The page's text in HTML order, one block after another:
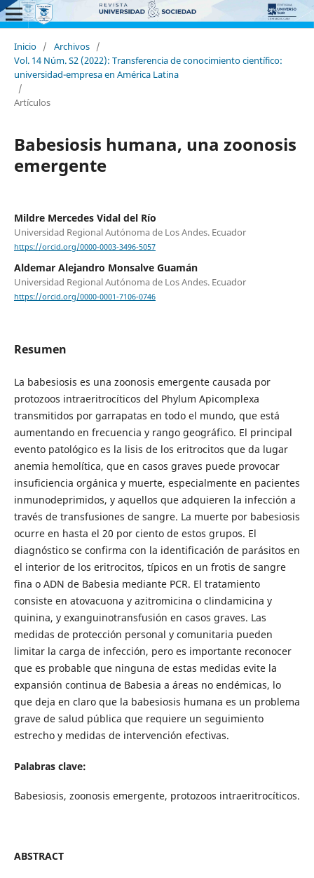
Inicio / Archivos /
Vol. 14 Núm. S2 (2022): Transferencia de conocimiento científico:
universidad-empresa en América Latina
/
Artículos
Babesiosis humana, una zoonosis
emergente
Mildre Mercedes Vidal del Río
Universidad Regional Autónoma de Los Andes. Ecuador
https://orcid.org/0000-0003-3496-5057
Aldemar Alejandro Monsalve Guamán
Universidad Regional Autónoma de Los Andes. Ecuador
https://orcid.org/0000-0001-7106-0746
Resumen
La babesiosis es una zoonosis emergente causada por
protozoos intraeritrocíticos del Phylum Apicomplexa
transmitidos por garrapatas en todo el mundo, que está
aumentando en frecuencia y rango geográfico. El principal
evento patológico es la lisis de los eritrocitos que da lugar
anemia hemolítica, que en casos graves puede provocar
insuficiencia orgánica y muerte, especialmente en pacientes
inmunodeprimidos, y aquellos que adquieren la infección a
través de transfusiones de sangre. La muerte por babesiosis
ocurre en hasta el 20 por ciento de estos grupos. El
diagnóstico se confirma con la identificación de parásitos en
el interior de los eritrocitos, típicos en un frotis de sangre
fina o ADN de Babesia mediante PCR. El tratamiento
consiste en atovacuona y azitromicina o clindamicina y
quinina, y exanguinotransfusión en casos graves. Las
medidas de protección personal y comunitaria pueden
limitar la carga de infección, pero es importante reconocer
que es probable que ninguna de estas medidas evite la
expansión continua de Babesia a áreas no endémicas, lo
que deja en claro que la babesiosis humana es un problema
grave de salud pública que requiere un seguimiento
estrecho y medidas de intervención efectivas.
Palabras clave:
Babesiosis, zoonosis emergente, protozoos intraeritrocíticos.
ABSTRACT